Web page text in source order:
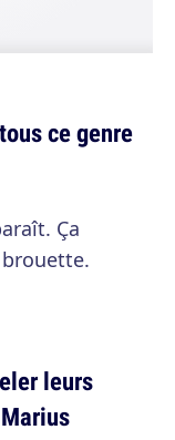
ce genre
Ça
leurs